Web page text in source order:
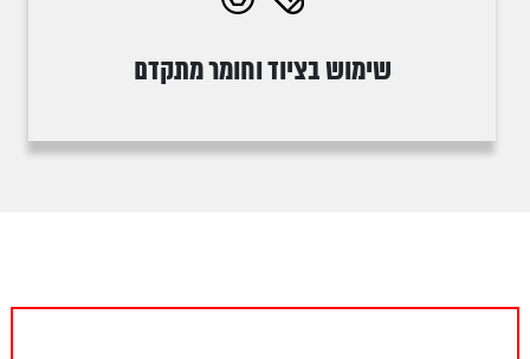
שימוש בציוד וחומר מתקדם